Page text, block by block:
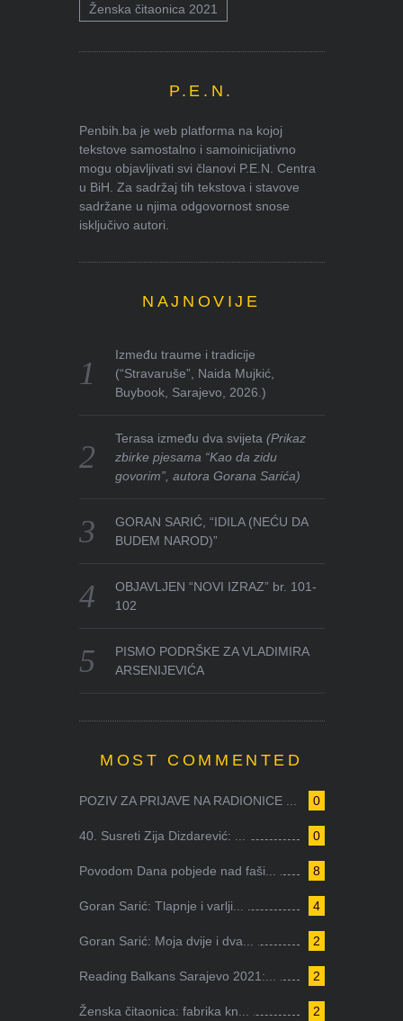
Ženska čitaonica 2021
P.E.N.
Penbih.ba je web platforma na kojoj
tekstove samostalno i samoinicijativno
mogu objavljivati svi članovi P.E.N. Centra
u BiH. Za sadržaj tih tekstova i stavove
sadržane u njima odgovornost snose
isključivo autori.
NAJNOVIJE
Između traume i tradicije
(“Stravaruše”, Naida Mujkić,
Buybook, Sarajevo, 2026.)
Terasa između dva svijeta(Prikaz
zbirke pjesama “Kao da zidu
govorim”, autora Gorana Sarića)
GORAN SARIĆ, “IDILA (NEĆU DA
BUDEM NAROD)”
OBJAVLJEN “NOVI IZRAZ” br. 101-
102
PISMO PODRŠKE ZA VLADIMIRA
ARSENIJEVIĆA
MOST COMMENTED
0
POZIV ZA PRIJAVE NA RADIONICE ...
0
40. Susreti Zija Dizdarević: ...
8
Povodom Dana pobjede nad faši...
4
Goran Sarić: Tlapnje i varlji...
2
Goran Sarić: Moja dvije i dva...
2
Reading Balkans Sarajevo 2021:...
2
Ženska čitaonica: fabrika kn...